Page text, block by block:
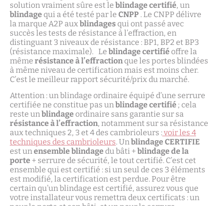
solution vraiment sûre est le blindage certifié, un
blindage qui a été testé par le CNPP . Le CNPP délivre
la marque A2P auxblindages qui ont passé avec
succès les tests de résistance à l’effraction, en
distinguant 3 niveaux de résistance : BP1, BP2 et BP3
(résistance maximale). Le blindage certifiéoffre la
même résistance à l’effraction que les portes blindées
à même niveau de certification mais est moins cher.
C’est le meilleur rapport sécurité/prix du marché.
Attention : un blindage ordinaire équipé d’une serrure
certifiée ne constitue pas unblindage certifié ; cela
reste unblindageordinaire sans garantie sur sa
résistance à l’effraction, notamment sur sa résistance
aux techniques 2, 3 et 4 des cambrioleurs :voir les 4
techniques des cambrioleurs. Unblindage CERTIFIE
est unensemble blindagedu bâti +blindage de la
porte + serrure de sécurité, le tout certifié. C’est cet
ensemble qui est certifié : si un seul de ces 3 éléments
est modifié, la certification est perdue. Pour être
certain qu’un blindage est certifié, assurez vous que
votre installateur vous remettra deux certificats : un